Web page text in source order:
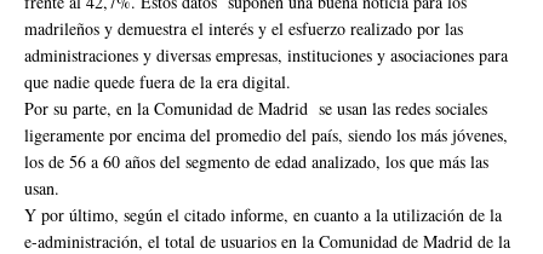
madrileños y demuestra el interés y el esfuerzo realizado por las
administraciones y diversas empresas, instituciones y asociaciones para
que nadie quede fuera de la era digital.
Por su parte, en la Comunidad de Madrid se usan las redes sociales
ligeramente por encima del promedio del país, siendo los más jóvenes,
los de 56 a 60 años del segmento de edad analizado, los que más las
usan.
Y por último, según el citado informe, en cuanto a la utilización de la
e-administración, el total de usuarios en la Comunidad de Madrid de la